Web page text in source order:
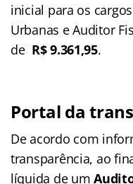
inicial para os
Urbanas e Auditor
de R$ 9.361,95.
Portal da
De acordo com
transparência, ao
líquida de um